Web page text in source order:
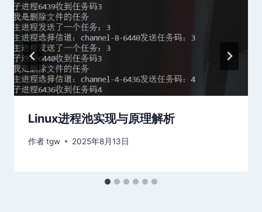
Linux进程池实现与原理解析
作者tgw 2025年8月13日